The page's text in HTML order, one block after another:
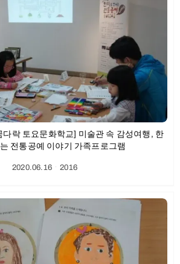
전통공예 이야기 가족프로그램
2020.06.16ㆍ2016